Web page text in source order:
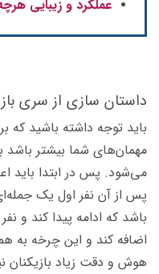
عملکرد و زیبایی
داستان سازی از سری
باید توجه داشته باشید که
مهمان‌های شما بیشتر باشد
می‌شود. پس در ابتدا باید
پس از آن نفر اول یک
باشد که ادامه پیدا کند و
اضافه کند و این چرخه به
هوش و دقت زیاد بازیکنان